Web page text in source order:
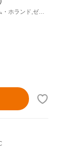
アベンジャーズシリーズ(MCU),トム・ホランド,ゼンデイヤ,ベネディクト・カンバーバッチ,ジョン・ファヴロー,ジェイコブ・バタロン,マリサ・トメイ,アルフレッド・モリーナ,ジョン・ワッツ(監督)